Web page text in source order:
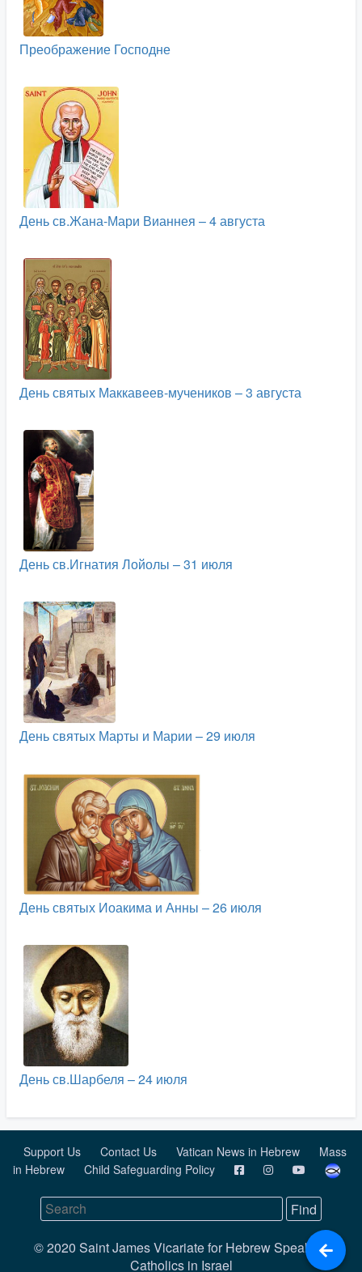
Преображение Господне
День св.Жана-Мари Вианнея – 4 августа
День святых Маккавеев-мучеников – 3 августа
День св.Игнатия Лойолы – 31 июля
День святых Марты и Марии – 29 июля
День святых Иоакима и Анны – 26 июля
День св.Шарбеля – 24 июля
Support Us Contact Us Vatican News in Hebrew
Mass
in Hebrew
Child Safeguarding Policy
© 2020 Saint James Vicariate for Hebrew Speaking
Catholics in Israel